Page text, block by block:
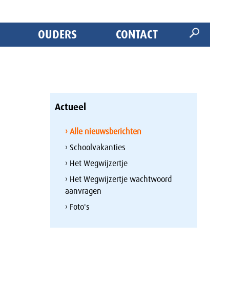
OUDERS CONTACT
Actueel
› Alle nieuwsberichten
› Schoolvakanties
› Het Wegwijzertje
› Het Wegwijzertje wachtwoord
aanvragen
› Foto's